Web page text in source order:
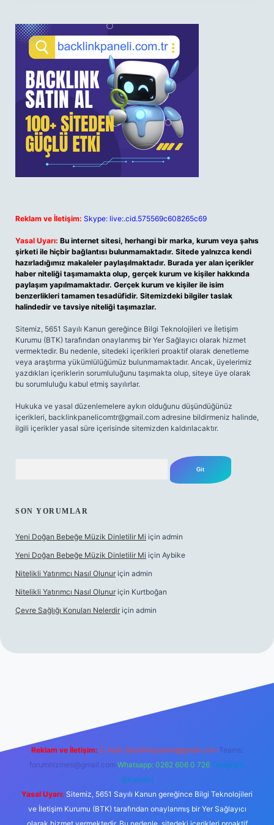
Reklam ve İletişim: Skype: live:.cid.575569c608265c69
Yasal Uyarı: Bu internet sitesi, herhangi bir marka, kurum veya şahıs
şirketi ile hiçbir bağlantısı bulunmamaktadır. Sitede yalnızca kendi
hazırladığımız makaleler paylaşılmaktadır. Burada yer alan içerikler
haber niteliği taşımamakta olup, gerçek kurum ve kişiler hakkında
paylaşım yapılmamaktadır. Gerçek kurum ve kişiler ile isim
benzerlikleri tamamen tesadüfidir. Sitemizdeki bilgiler taslak
halindedir ve tavsiye niteliği taşımazlar.
Sitemiz, 5651 Sayılı Kanun gereğince Bilgi Teknolojileri ve İletişim
Kurumu (BTK) tarafından onaylanmış bir Yer Sağlayıcı olarak hizmet
vermektedir. Bu nedenle, sitedeki içerikleri proaktif olarak denetleme
veya araştırma yükümlülüğümüz bulunmamaktadır. Ancak, üyelerimiz
yazdıkları içeriklerin sorumluluğunu taşımakta olup, siteye üye olarak
bu sorumluluğu kabul etmiş sayılırlar.
Hukuka ve yasal düzenlemelere aykırı olduğunu düşündüğünüz
içerikleri, backlinkpanelicomtr@gmail.com adresine bildirmeniz halinde,
ilgili içerikler yasal süre içerisinde sitemizden kaldırılacaktır.
SON YORUMLAR
Yeni Doğan Bebeğe Müzik Dinletilir Mi için admin
Yeni Doğan Bebeğe Müzik Dinletilir Mi için Aybike
Nitelikli Yatırımcı Nasıl Olunur için admin
Nitelikli Yatırımcı Nasıl Olunur için Kurtboğan
Çevre Sağlığı Konuları Nelerdir için admin
Reklam ve İletişim: E-mail: backlinkpaneli@gmail.com Teams:
forumhizmeti@gmail.com Whatsapp: 0262 606 0 726 Telegram:
@karabul
Yasal Uyarı: Sitemiz, 5651 Sayılı Kanun gereğince Bilgi Teknolojileri
ve İletişim Kurumu (BTK) tarafından onaylanmış bir Yer Sağlayıcı